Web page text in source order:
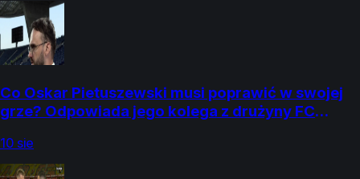
Co Oskar Pietuszewski musi poprawić w swojej
grze? Odpowiada jego kolega z drużyny FC
10 sie